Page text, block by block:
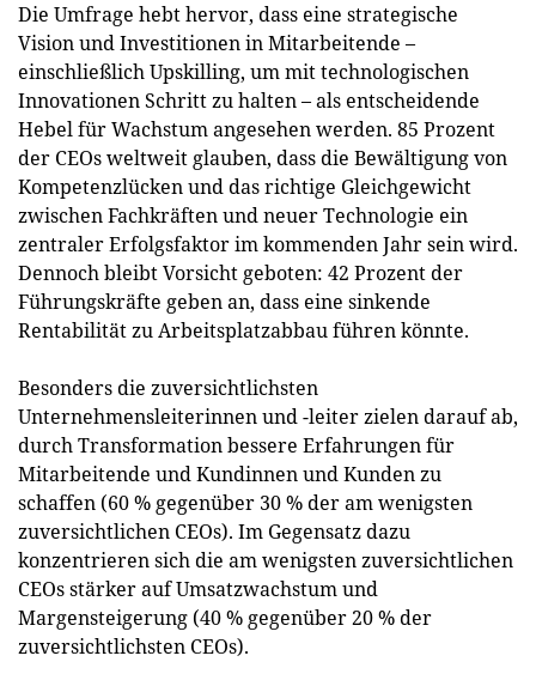
Die Umfrage hebt hervor, dass eine strategische
Vision und Investitionen in Mitarbeitende –
einschließlich Upskilling, um mit technologischen
Innovationen Schritt zu halten – als entscheidende
Hebel für Wachstum angesehen werden. 85 Prozent
der CEOs weltweit glauben, dass die Bewältigung von
Kompetenzlücken und das richtige Gleichgewicht
zwischen Fachkräften und neuer Technologie ein
zentraler Erfolgsfaktor im kommenden Jahr sein wird.
Dennoch bleibt Vorsicht geboten: 42 Prozent der
Führungskräfte geben an, dass eine sinkende
Rentabilität zu Arbeitsplatzabbau führen könnte.
Besonders die zuversichtlichsten
Unternehmensleiterinnen und -leiter zielen darauf ab,
durch Transformation bessere Erfahrungen für
Mitarbeitende und Kundinnen und Kunden zu
schaffen (60 % gegenüber 30 % der am wenigsten
zuversichtlichen CEOs). Im Gegensatz dazu
konzentrieren sich die am wenigsten zuversichtlichen
CEOs stärker auf Umsatzwachstum und
Margensteigerung (40 % gegenüber 20 % der
zuversichtlichsten CEOs).